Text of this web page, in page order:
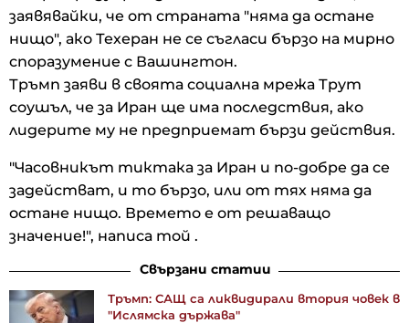
заявявайки, че от страната "няма да остане
нищо", ако Техеран не се съгласи бързо на мирно
споразумение с Вашингтон.
Тръмп заяви в своята социална мрежа Трут
соушъл, че за Иран ще има последствия, ако
лидерите му не предприемат бързи действия.
"Часовникът тиктака за Иран и по-добре да се
задействат, и то бързо, или от тях няма да
остане нищо. Времето е от решаващо
значение!", написа той .
Свързани статии
Тръмп: САЩ са ликвидирали втория човек в
"Ислямска държава"